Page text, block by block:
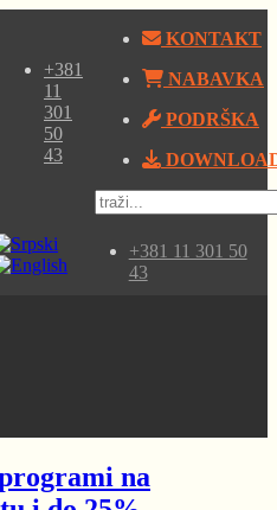
+381
11
301
50
43
KONTAKT
NABAVKA
PODRŠKA
+381 11 301 50
43
na